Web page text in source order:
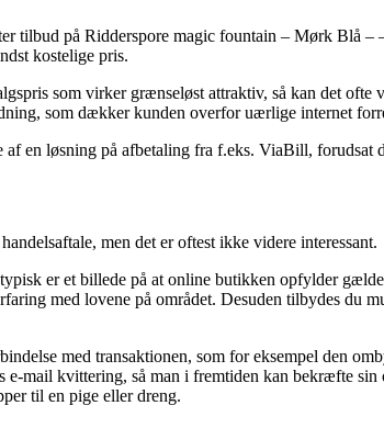
tilbud på Ridderspore magic fountain – Mørk Blå –
kostelige pris.
som virker grænseløst attraktiv, så kan det ofte
som dækker kunden overfor uærlige internet
en løsning på afbetaling fra f.eks. ViaBill, forudsat
men det er oftest ikke videre interessant.
er et billede på at online butikken opfylder
med lovene på området. Desuden tilbydes du
med transaktionen, som for eksempel den
e-mail kvittering, så man i fremtiden kan bekræfte sin
til en pige eller dreng.